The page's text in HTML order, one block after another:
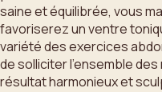
saine et équilibrée, vous
favoriserez un ventre
variété des exercices
de solliciter l’ensemble
résultat harmonieux et